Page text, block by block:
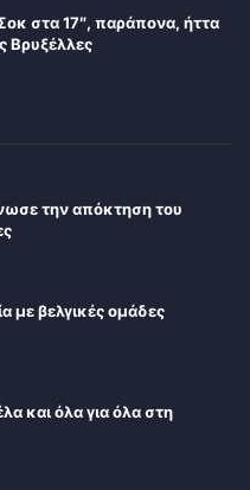
στα 17″, παράπονα, ήττα
Βρυξέλλες
την απόκτηση του
με βελγικές ομάδες
και όλα για όλα στη